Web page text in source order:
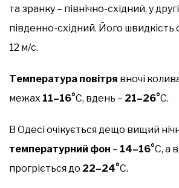
та зранку – північно-східний, у
південно-східний. Його
12 м/с.
Температура повітря вночі
межах 11–16°С, вдень – 21–26°С.
В Одесі очікується дещо вищий
температурний фон – 14–16°С, а
прогріється до 22–24°С.